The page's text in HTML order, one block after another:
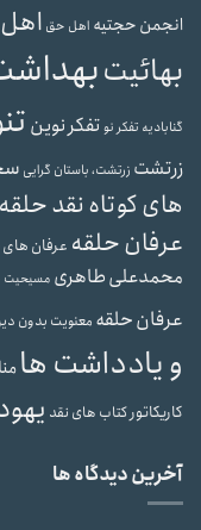
انجمن حجتیه اهل حق
بهائیت
گنابادیه تفکر نوتفکر نوین
زرتشت زرتشت، باستان گرایی
های کوتاه نقد حلقه
عرفان حلقه عرفان های
محمدعلی طاهری مسیحیت
عرفان حلقه معنویت بدون
و یادداشت ها
کاریکاتور کتاب های نقد
آخرین دیدگاه ها